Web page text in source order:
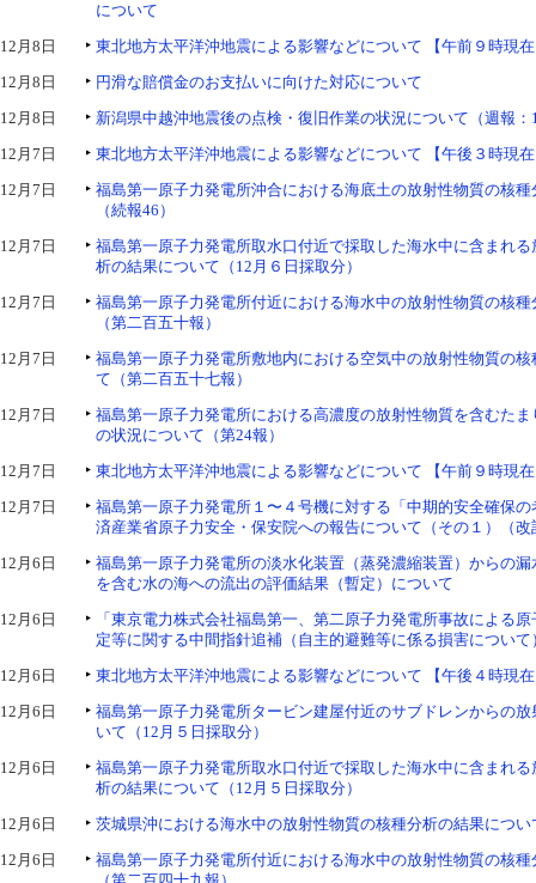
について
12月8日
東北地方太平洋沖地震による影響などについて 【午前９時現
12月8日
円滑な賠償金のお支払いに向けた対応について
12月8日
新潟県中越沖地震後の点検・復旧作業の状況について（週報：
12月7日
東北地方太平洋沖地震による影響などについて 【午後３時現
12月7日
福島第一原子力発電所沖合における海底土の放射性物質の核
（続報46）
12月7日
福島第一原子力発電所取水口付近で採取した海水中に含まれ
析の結果について（12月６日採取分）
12月7日
福島第一原子力発電所付近における海水中の放射性物質の核
（第二百五十報）
12月7日
福島第一原子力発電所敷地内における空気中の放射性物質の
て（第二百五十七報）
12月7日
福島第一原子力発電所における高濃度の放射性物質を含むた
の状況について（第24報）
12月7日
東北地方太平洋沖地震による影響などについて 【午前９時現
12月7日
福島第一原子力発電所１〜４号機に対する「中期的安全確保
済産業省原子力安全・保安院への報告について（その１）（改
12月6日
福島第一原子力発電所の淡水化装置（蒸発濃縮装置）からの
を含む水の海への流出の評価結果（暫定）について
12月6日
「東京電力株式会社福島第一、第二原子力発電所事故による
定等に関する中間指針追補（自主的避難等に係る損害につい
12月6日
東北地方太平洋沖地震による影響などについて 【午後４時現
12月6日
福島第一原子力発電所タービン建屋付近のサブドレンからの
いて（12月５日採取分）
12月6日
福島第一原子力発電所取水口付近で採取した海水中に含まれ
析の結果について（12月５日採取分）
12月6日
茨城県沖における海水中の放射性物質の核種分析の結果につい
12月6日
福島第一原子力発電所付近における海水中の放射性物質の核